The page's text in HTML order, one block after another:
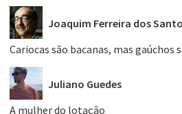
Joaquim Ferreira dos
Cariocas são bacanas, mas gaúchos
Juliano Guedes
A mulher do lotação